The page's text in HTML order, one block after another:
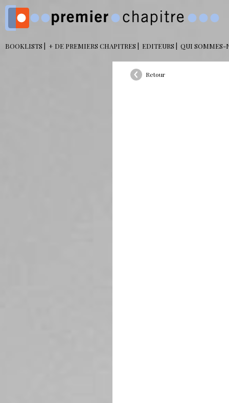
BOOKLISTS + DE PREMIERS CHAPITRES EDITEURS QUI SOMMES-
Retour